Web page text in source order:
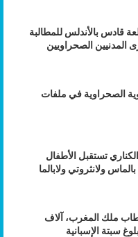
قادس بالأندلس للمطالبة
المدنيين الصحراويين
الصحراوية في ملفات
تستقبل الأطفال
ولانثروتي ولابالما
ملك المغرب، آلاف
سبتة الإسبانية